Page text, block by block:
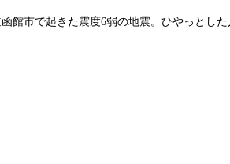
館市で起きた震度6弱の地震。ひやっとし